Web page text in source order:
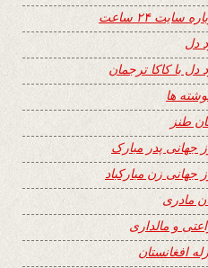
سایت ۲۴ ساعت
دل
دل با کاکا ترجمان
ها
طنز
جهانی پدر مبارک
جهانی زن مبارکباد
مادری
و مالداری
افغانستان